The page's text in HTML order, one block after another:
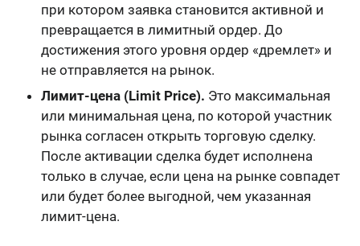
при котором заявка становится активной и
превращается в лимитный ордер. До
достижения этого уровня ордер «дремлет» и
не отправляется на рынок.
Лимит-цена (Limit Price). Это максимальная
или минимальная цена, по которой участник
рынка согласен открыть торговую сделку.
После активации сделка будет исполнена
только в случае, если цена на рынке совпадет
или будет более выгодной, чем указанная
лимит-цена.